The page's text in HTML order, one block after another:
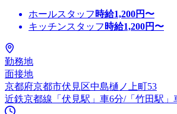
ホールスタッフ 時給1,200円〜
キッチンスタッフ 時給1,200円〜
勤務地
面接地
京都府京都市伏見区中島樋ノ上町53
近鉄京都線「伏見駅」車6分/「竹田駅」